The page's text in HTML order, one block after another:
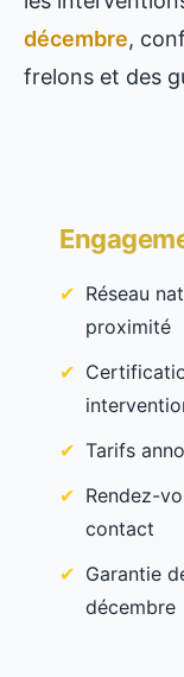
décembre,
frelons et des
Réseau
proximité
Tarifs
Rendez-
contact
Garantie
décembre